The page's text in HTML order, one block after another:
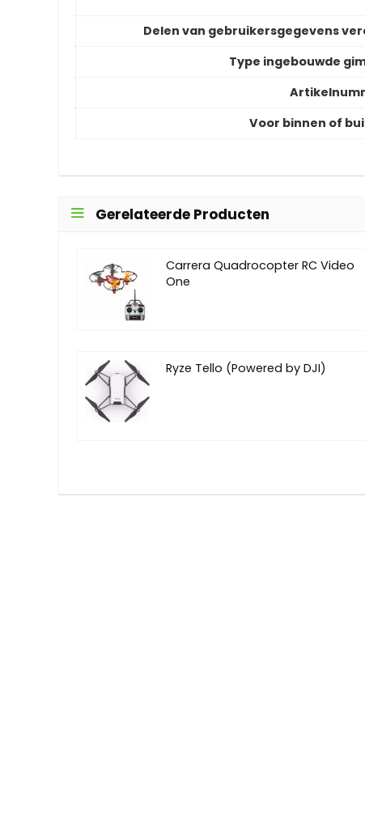
Delen van gebruikersgegevens
Type ingebouwde
Voor binnen of
Gerelateerde Producten
Carrera Quadrocopter RC Video
One
Ryze Tello (Powered by DJI)